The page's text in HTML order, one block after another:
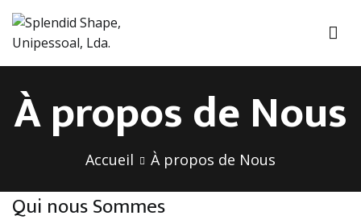
Aller
au
contenu
Splendid Shape, Unipessoal, Lda.
À propos de Nous
Accueil À propos de Nous
Qui nous Sommes